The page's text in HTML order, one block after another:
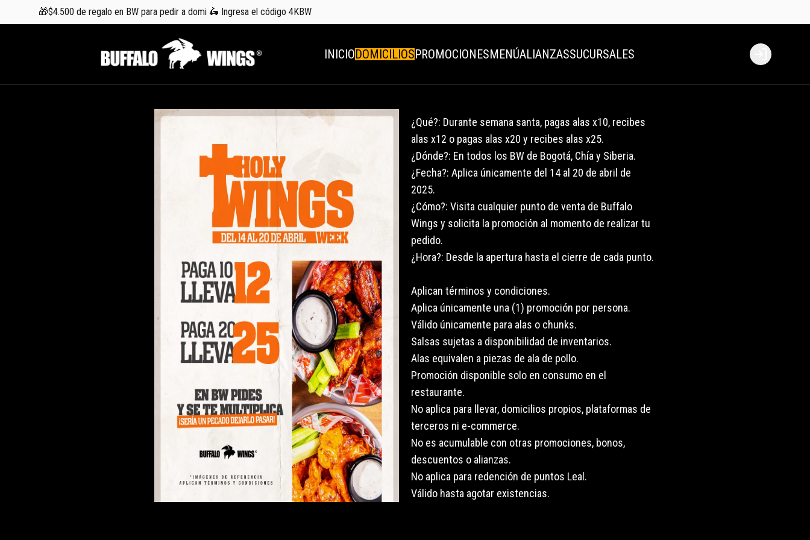
🎁$4.500 de regalo en BW para pedir a domi 🛵 Ingresa el código 4KBW
INICIODOMICILIOSPROMOCIONESMENÚALIANZASSUCURSALES Login
¿Qué?: Durante semana santa, pagas alas x10, recibes
alas x12 o pagas alas x20 y recibes alas x25.
¿Dónde?: En todos los BW de Bogotá, Chía y Siberia.
¿Fecha?: Aplica únicamente del 14 al 20 de abril de
2025.
¿Cómo?: Visita cualquier punto de venta de Buffalo
Wings y solicita la promoción al momento de realizar tu
pedido.
¿Hora?: Desde la apertura hasta el cierre de cada punto.
Aplican términos y condiciones.
Aplica únicamente una (1) promoción por persona.
Válido únicamente para alas o chunks.
Salsas sujetas a disponibilidad de inventarios.
Alas equivalen a piezas de ala de pollo.
Promoción disponible solo en consumo en el
restaurante.
No aplica para llevar, domicilios propios, plataformas de
terceros ni e-commerce.
No es acumulable con otras promociones, bonos,
descuentos o alianzas.
No aplica para redención de puntos Leal.
Válido hasta agotar existencias.